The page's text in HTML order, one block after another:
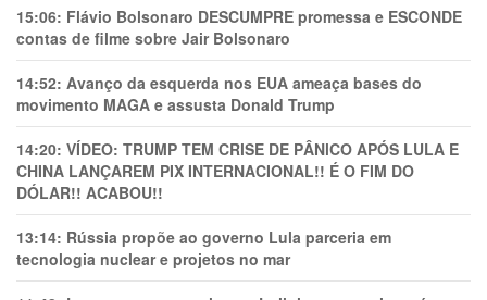
15:06: Flávio Bolsonaro DESCUMPRE promessa e ESCONDE
contas de filme sobre Jair Bolsonaro
14:52: Avanço da esquerda nos EUA ameaça bases do
movimento MAGA e assusta Donald Trump
14:20: VÍDEO: TRUMP TEM CRlSE DE PÂNlCO APÓS LULA E
CHINA LANÇAREM PIX INTERNACIONAL!! É O FIM DO
DÓLAR!! ACABOU!!
13:14: Rússia propõe ao governo Lula parceria em
tecnologia nuclear e projetos no mar